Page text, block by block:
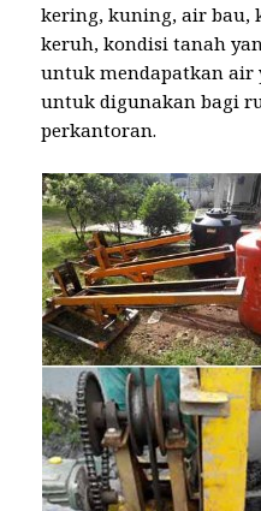
kering, kuning, air bau,
keruh, kondisi tanah
untuk mendapatkan air
untuk digunakan bagi
perkantoran.